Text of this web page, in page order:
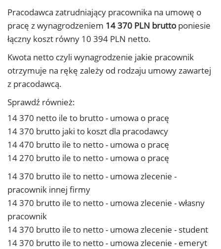
Pracodawca zatrudniający pracownika na umowę o
pracę z wynagrodzeniem 14 370 PLN brutto poniesie
łączny koszt równy 10 394 PLN netto.
Kwota netto czyli wynagrodzenie jakie pracownik
otrzymuje na rękę zależy od rodzaju umowy zawartej
z pracodawcą.
Sprawdź również:
14 370 netto ile to brutto - umowa o pracę
14 370 brutto jaki to koszt dla pracodawcy
14 470 brutto ile to netto - umowa o pracę
14 270 brutto ile to netto - umowa o pracę
14 370 brutto ile to netto - umowa zlecenie -
pracownik innej firmy
14 370 brutto ile to netto - umowa zlecenie - własny
pracownik
14 370 brutto ile to netto - umowa zlecenie - student
14 370 brutto ile to netto - umowa zlecenie - emeryt